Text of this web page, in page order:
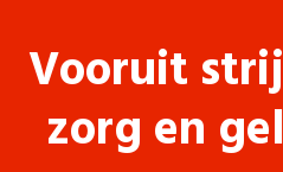
Vooruit
zorg en